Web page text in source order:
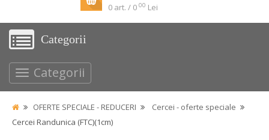
0 art. / 0 00 Lei
Categorii
Categorii
OFERTE SPECIALE - REDUCERI
Cercei - oferte speciale
Cercei Randunica (FTC)(1cm)